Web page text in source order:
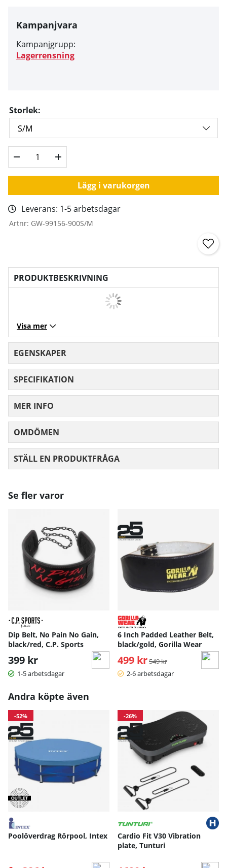
Kampanjvara
Kampanjgrupp:
Lagerrensning
Storlek:
Lägg i varukorgen
Leverans: 1-5 arbetsdagar
Artnr: GW-99156-900S/M
PRODUKTBESKRIVNING
Visa mer
EGENSKAPER
SPECIFIKATION
MER INFO
OMDÖMEN
STÄLL EN PRODUKTFRÅGA
Se fler varor
Dip Belt, No Pain No Gain,
black/red, C.P. Sports
399 kr
1-5 arbetsdagar
6 Inch Padded Leather Belt,
black/gold, Gorilla Wear
499 kr Ordinarie pris:
549 kr
2-6 arbetsdagar
Andra köpte även
-52%
Poolöverdrag Rörpool, Intex
-26%
Cardio Fit V30 Vibration
plate, Tunturi